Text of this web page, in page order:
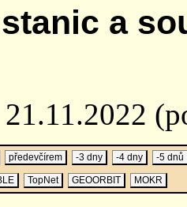
a
předevčírem -3 dny -4 dny -5 dnů
TopNet GEOORBIT MOKR